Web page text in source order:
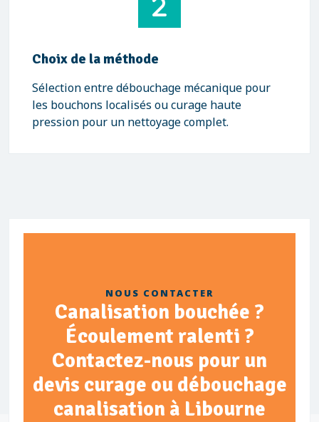
Choix de la méthode
Sélection entre débouchage mécanique pour
les bouchons localisés ou curage haute
pression pour un nettoyage complet.
NOUS CONTACTER
Canalisation bouchée ?
Écoulement ralenti ?
Contactez-nous pour un
devis curage ou débouchage
canalisation à Libourne